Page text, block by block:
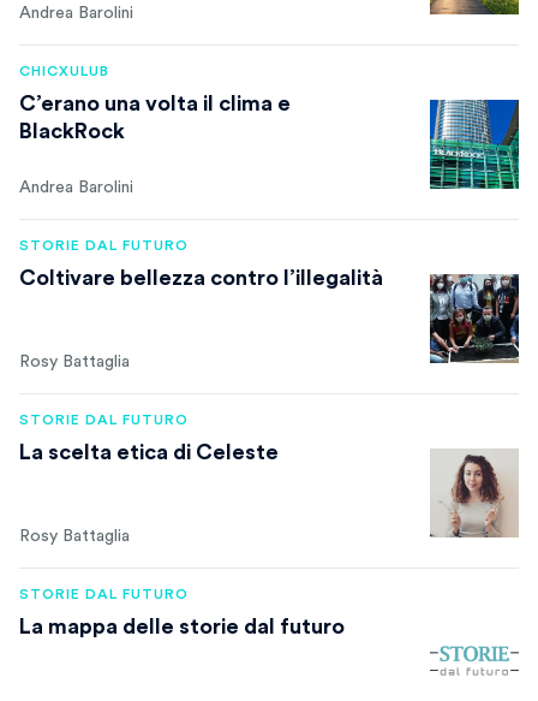
Andrea Barolini
CHICXULUB
C’erano una volta il clima e
BlackRock
Andrea Barolini
STORIE DAL FUTURO
Coltivare bellezza contro l’illegalità
Rosy Battaglia
STORIE DAL FUTURO
La scelta etica di Celeste
Rosy Battaglia
STORIE DAL FUTURO
La mappa delle storie dal futuro